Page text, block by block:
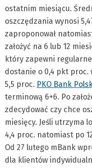
ostatnim miesiącu.
oszczędzania wynosi
zaproponował
założyć na 6 lub 12
który zapewni regularne
dostanie o 0,4 pkt proc.
5,5 proc. PKO Bank
terminową 6+6. Po
zdecydować czy chce
miesięcy. Jeśli utrzyma
4,4 proc. natomiast po
Od 27 lutego mBank
dla klientów